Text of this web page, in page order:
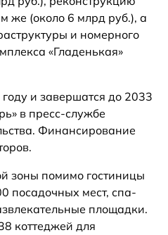
же (около 6 млрд руб.), а
и номерного
«Гладенькая»
и завершатся до 2033
в пресс-службе
Финансирование
зоны помимо гостиницы
посадочных мест, спа-
площадки.
коттеджей для